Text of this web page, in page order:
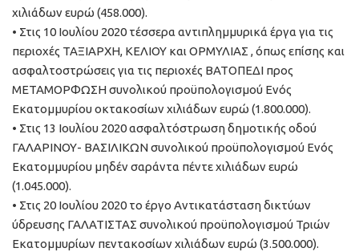
χιλιάδων ευρώ (458.000).
• Στις 10 Ιουλίου 2020 τέσσερα αντιπλημμυρικά έργα για τις
περιοχές ΤΑΞΙΑΡΧΗ, ΚΕΛΙΟΥ και ΟΡΜΥΛΙΑΣ , όπως επίσης και
ασφαλτοστρώσεις για τις περιοχές ΒΑΤΟΠΕΔΙ προς
ΜΕΤΑΜΟΡΦΩΣΗ συνολικού προϋπολογισμού Ενός
Εκατομμυρίου οκτακοσίων χιλιάδων ευρώ (1.800.000).
• Στις 13 Ιουλίου 2020 ασφαλτόστρωση δημοτικής οδού
ΓΑΛΑΡΙΝΟΥ- ΒΑΣΙΛΙΚΩΝ συνολικού προϋπολογισμού Ενός
Εκατομμυρίου μηδέν σαράντα πέντε χιλιάδων ευρώ
(1.045.000).
• Στις 20 Ιουλίου 2020 το έργο Αντικατάσταση δικτύων
ύδρευσης ΓΑΛΑΤΙΣΤΑΣ συνολικού προϋπολογισμού Τριών
Εκατομμυρίων πεντακοσίων χιλιάδων ευρώ (3.500.000).